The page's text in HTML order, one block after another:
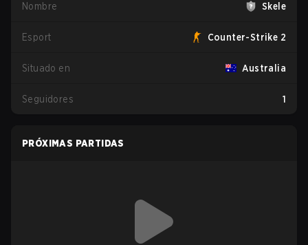
Nombre Skele
Esport Counter-Strike 2
Situado en Australia
Seguidores 1
PRÓXIMAS PARTIDAS